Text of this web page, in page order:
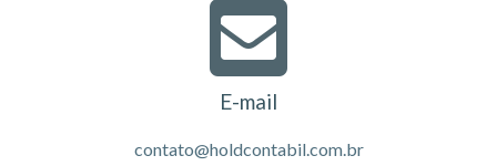
E-mail
contato@holdcontabil.com.br